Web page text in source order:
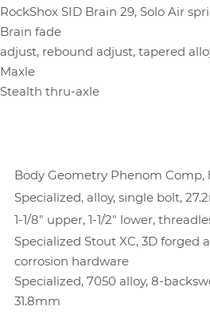
RockShox SID Brain 29, Solo Air
Brain fade
adjust, rebound adjust, tapered
Maxle
Stealth thru-axle
Body Geometry Phenom Comp,
Specialized, alloy, single bolt,
1-1/8" upper, 1-1/2" lower,
Specialized Stout XC, 3D forged
corrosion hardware
Specialized, 7050 alloy, 8-
31.8mm